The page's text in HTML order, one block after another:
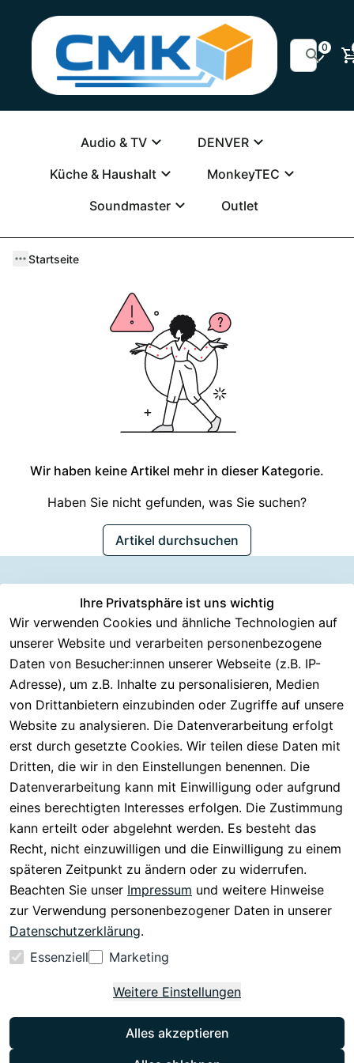
0
Audio & TV
DENVER
Küche & Haushalt
MonkeyTEC
Soundmaster
Outlet
Startseite
Wir haben keine Artikel mehr in dieser Kategorie.
Haben Sie nicht gefunden, was Sie suchen?
Artikel durchsuchen
Ihre Privatsphäre ist uns wichtig
Wir verwenden Cookies und ähnliche Technologien auf
unserer Website und verarbeiten personenbezogene
Daten von Besucher:innen unserer Webseite (z.B. IP-
Adresse), um z.B. Inhalte zu personalisieren, Medien
von Drittanbietern einzubinden oder Zugriffe auf unsere
Website zu analysieren. Die Datenverarbeitung erfolgt
erst durch gesetzte Cookies. Wir teilen diese Daten mit
Dritten, die wir in den Einstellungen benennen. Die
Datenverarbeitung kann mit Einwilligung oder aufgrund
eines berechtigten Interesses erfolgen. Die Zustimmung
kann erteilt oder abgelehnt werden. Es besteht das
Recht, nicht einzuwilligen und die Einwilligung zu einem
späteren Zeitpunkt zu ändern oder zu widerrufen.
Beachten Sie unser Impressum und weitere Hinweise
zur Verwendung personenbezogener Daten in unserer
Datenschutzerklärung.
Essenziell
Marketing
Weitere Einstellungen
Alles akzeptieren
Rechtliches
AGB
Impressum
Datenschutzer
klärung
Barrierefreiheit
Widerrufsrech
t
Kundenserv
ice
Häufige
Fragen
Kontakt
Registrieren
Serviceverspr
echen
30 Tage
testen
Versand &
Zahlung
Information
en
Über CMK
Versand
Batterieentsor
gung
Eektrogeräte-
Entsorgung
Versanddie
nstleister
DHL
DPD
Vertrag
widerrufen
Instagram